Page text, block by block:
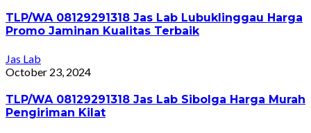
TLP/WA 08129291318 Jas Lab Lubuklinggau Harga
Promo Jaminan Kualitas Terbaik
Jas Lab
October 23, 2024
TLP/WA 08129291318 Jas Lab Sibolga Harga Murah
Pengiriman Kilat